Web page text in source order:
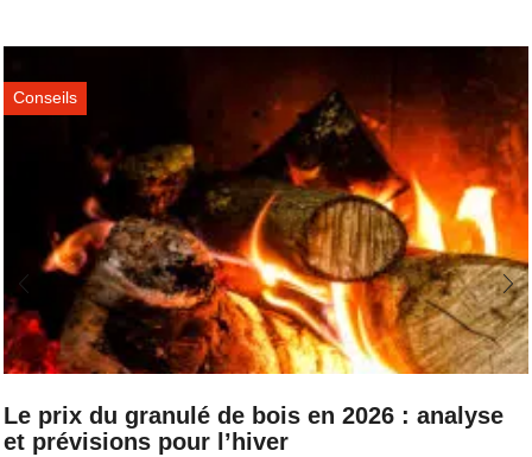
Conseils
Le prix du granulé de bois en 2026 : analyse
et prévisions pour l’hiver